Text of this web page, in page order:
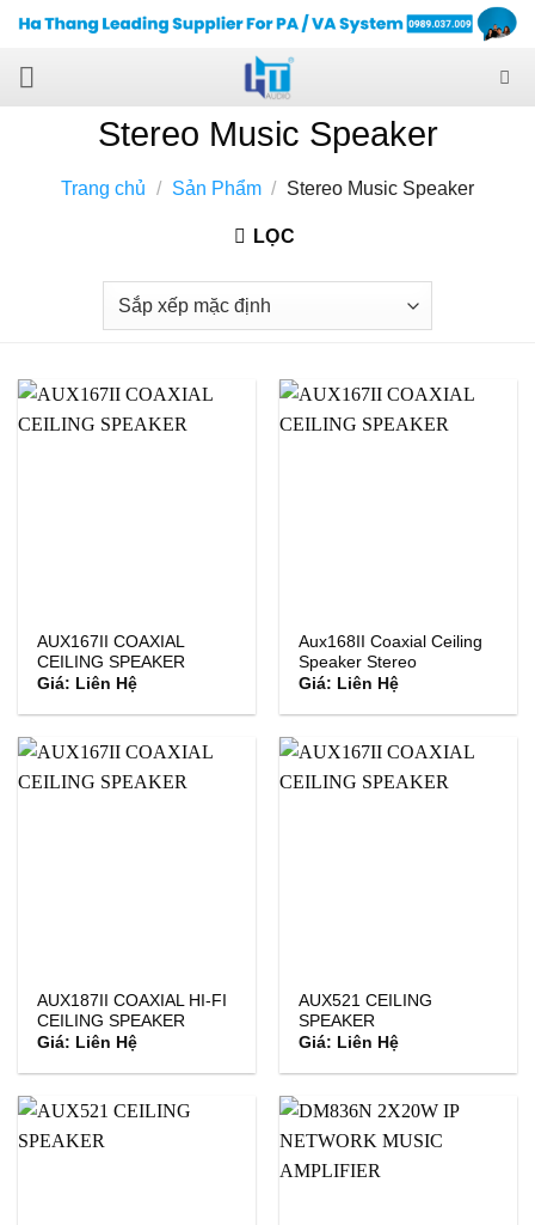
Skip
content
Stereo Music Speaker
Trang chủ / Sản Phẩm / Stereo Music Speaker
LỌC
AUX167II COAXIAL
CEILING SPEAKER
Giá: Liên Hệ
Aux168II Coaxial Ceiling
Speaker Stereo
Giá: Liên Hệ
AUX187II COAXIAL HI-FI
CEILING SPEAKER
Giá: Liên Hệ
AUX521 CEILING
SPEAKER
Giá: Liên Hệ